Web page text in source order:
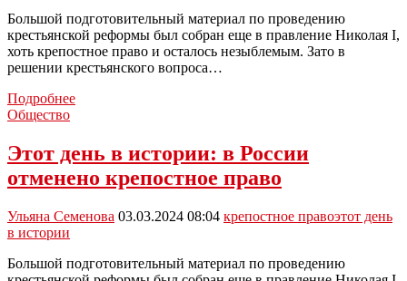
Большой подготовительный материал по проведению
крестьянской реформы был собран еще в правление Николая I,
хоть крепостное право и осталось незыблемым. Зато в
решении крестьянского вопроса…
ПодробнееЭтот
В
России
крепостное
право
Общество
Этот день в истории: в России
отменено крепостное право
Ульяна Семенова 03.03.2024 08:04 крепостное правоэтот день
в истории
Большой подготовительный материал по проведению